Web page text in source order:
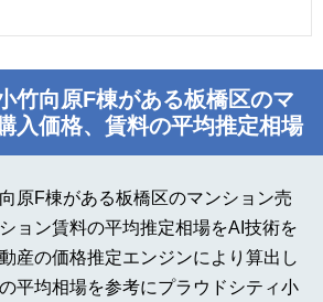
竹向原F棟がある板橋区のマ
入価格、賃料の平均推定相場
原F棟がある板橋区のマンション売
ョン賃料の平均推定相場をAI技術を
産の価格推定エンジンにより算出し
平均相場を参考にプラウドシティ小